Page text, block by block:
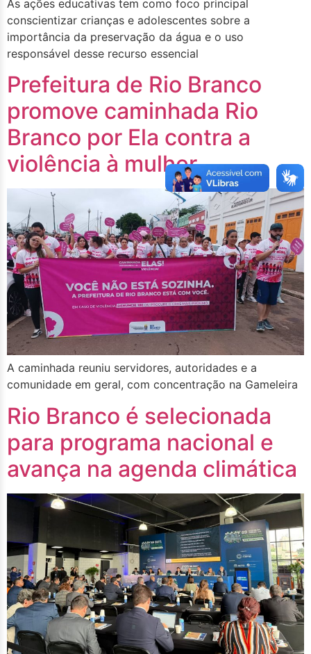
As ações educativas tem como foco principal
conscientizar crianças e adolescentes sobre a
importância da preservação da água e o uso
responsável desse recurso essencial
Prefeitura de Rio Branco
promove caminhada Rio
Branco por Ela contra a
violência à mulher
A caminhada reuniu servidores, autoridades e a
comunidade em geral, com concentração na Gameleira
Rio Branco é selecionada
para programa nacional e
avança na agenda climática